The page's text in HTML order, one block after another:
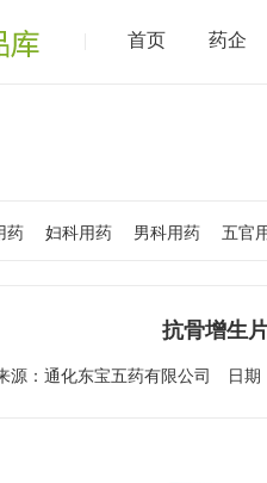
首页 药企
药 妇科用药 男科用药 五官
女性生殖
抗骨增生
源： 通化东宝五药有限公司 日期